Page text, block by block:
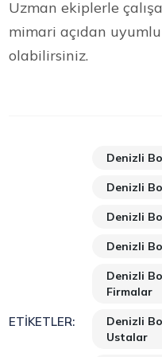
Uzman ekiplerle
mimari açıdan
olabilirsiniz.
ETIKETLER:
Denizli
Denizli
Denizli
Denizli
Denizli
Firmalar
Denizli
Ustalar